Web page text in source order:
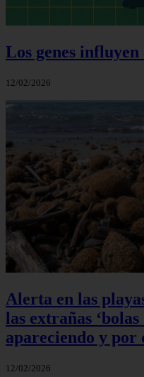
Los genes
12/02/2026
Alerta en las
las extrañas
apareciendo y por
12/02/2026